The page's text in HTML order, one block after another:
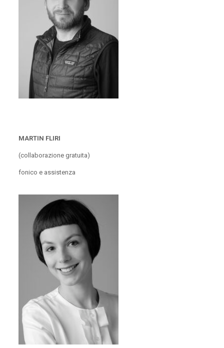
MARTIN FLIRI
(collaborazione gratuita)
fonico e assistenza